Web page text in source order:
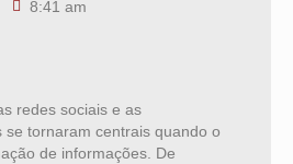
8:41 am
redes sociais e as
se tornaram centrais quando o
de informações. De